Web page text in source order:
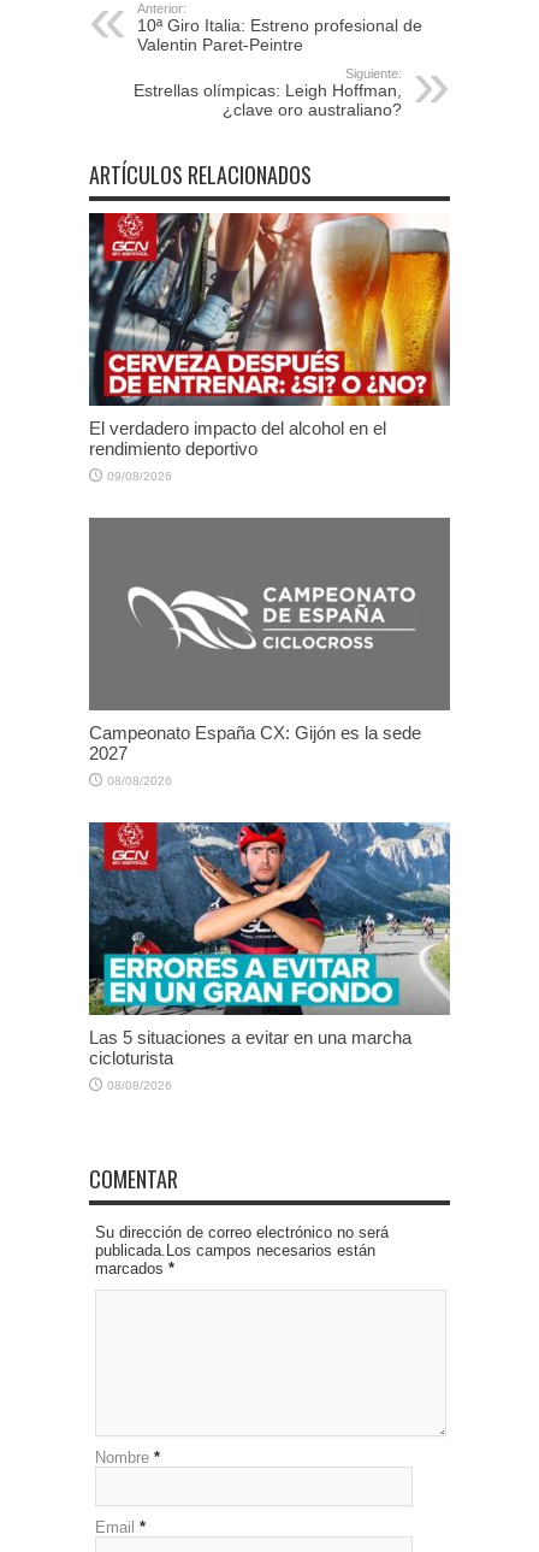
Anterior:
10ª Giro Italia: Estreno profesional de
Valentin Paret-Peintre
Siguiente:
Estrellas olímpicas: Leigh Hoffman,
¿clave oro australiano?
ARTÍCULOS RELACIONADOS
El verdadero impacto del alcohol en el
rendimiento deportivo
09/08/2026
Campeonato España CX: Gijón es la sede
2027
08/08/2026
Las 5 situaciones a evitar en una marcha
cicloturista
08/08/2026
COMENTAR
Su dirección de correo electrónico no será
publicada.Los campos necesarios están
marcados *
Nombre *
Email *